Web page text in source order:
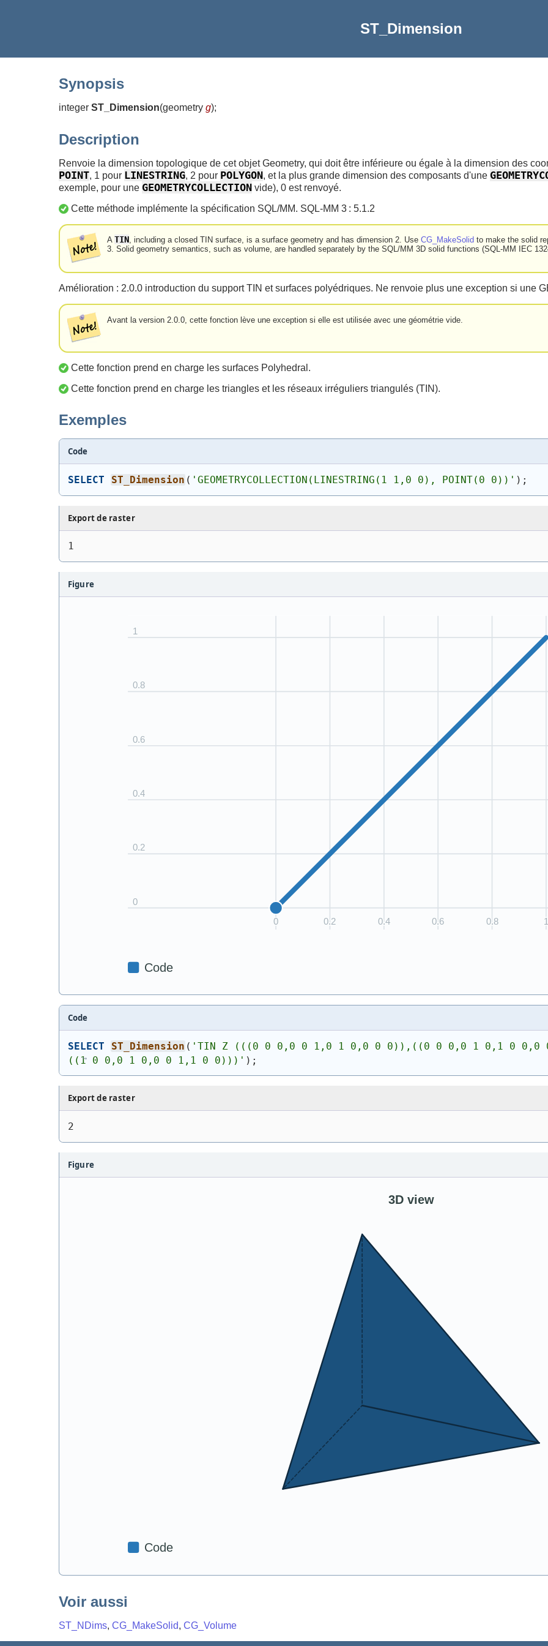
ST_Dimension
Synopsis
integer ST_Dimension(geometry g);
Description
Renvoie la dimension topologique de cet objet Geometry, qui doit être inférieure ou égale à la dimension des
POINT, 1 pour LINESTRING, 2 pour POLYGON, et la plus grande dimension des composants d'une
exemple, pour une GEOMETRYCOLLECTION vide), 0 est renvoyé.
Cette méthode implémente la spécification SQL/MM. SQL-MM 3 : 5.1.2
ATIN , including a closed TIN surface, is a surface geometry and has dimension 2. UseCG_MakeSolid to make the solid
3. Solid geometry semantics, such as volume, are handled separately by the SQL/MM 3D solid functions (SQL-MM IEC
Amélioration : 2.0.0 introduction du support TIN et surfaces polyédriques. Ne renvoie plus une exception si une
Avant la version 2.0.0, cette fonction lève une exception si elle est utilisée avec une géométrie vide.
Cette fonction prend en charge les surfaces Polyhedral.
Cette fonction prend en charge les triangles et les réseaux irréguliers triangulés (TIN).
Exemples
Code
SELECT ST_Dimension ( 'GEOMETRYCOLLECTION(LINESTRING(1 1,0 0), POINT(0 0)) ' ) ;
Export de raster
1
Figure
Code
SELECT ST_Dimension ( 'TIN Z (((0 0 0,0 0 1,0 1 0,0 0 0)),((0 0 0,0 1 0,1 0
((1 0 0,0 1 0,0 0 1,1 0 0))) ' ) ;
Export de raster
2
Figure
Voir aussi
ST_NDims, CG_MakeSolid, CG_Volume